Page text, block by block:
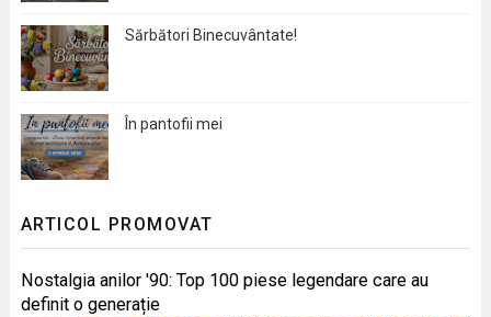
Sărbători Binecuvântate!
În pantofii mei
ARTICOL PROMOVAT
Nostalgia anilor '90: Top 100 piese legendare care au
definit o generație